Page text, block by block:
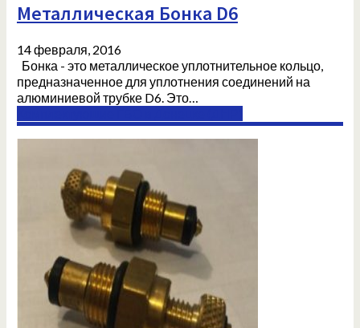
Металлическая Бонка D6
14 февраля, 2016
Бонка - это металлическое уплотнительное кольцо,
предназначенное для уплотнения соединений на
алюминиевой трубке D6. Это…